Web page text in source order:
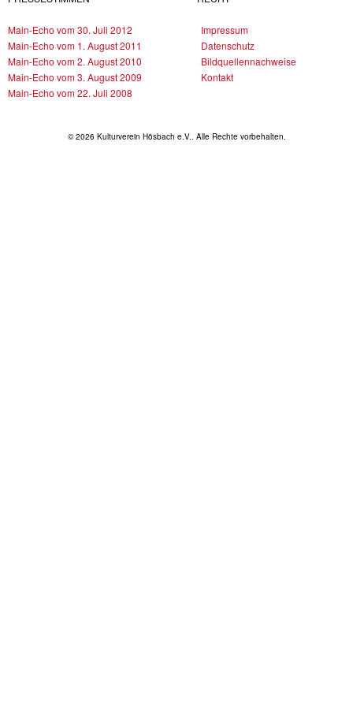
Main-Echo vom 30. Juli 2012
Main-Echo vom 1. August 2011
Main-Echo vom 2. August 2010
Main-Echo vom 3. August 2009
Main-Echo vom 22. Juli 2008
Impressum
Datenschutz
Bildquellennachweise
Kontakt
© 2026 Kulturverein Hösbach e.V.. Alle Rechte vorbehalten.